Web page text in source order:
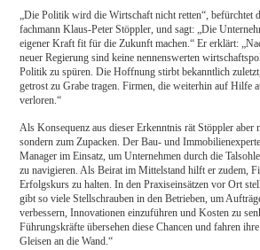
„Die Politik wird die Wirtschaft nicht retten“,
fachmann Klaus-Peter Stöppler, und sagt: „Die
eigener Kraft fit für die Zukunft machen.“ Er erklärt:
neuer Regierung sind keine nennenswerten
Politik zu spüren. Die Hoffnung stirbt bekanntlich
getrost zu Grabe tragen. Firmen, die weiterhin auf Hilfe
verloren.“
Als Konsequenz aus dieser Erkenntnis rät Stöppler aber
sondern zum Zupacken. Der Bau- und
Manager im Einsatz, um Unternehmen durch die
zu navigieren. Als Beirat im Mittelstand hilft er zudem,
Erfolgskurs zu halten. In den Praxiseinsätzen vor Ort
gibt so viele Stellschrauben in den Betrieben, um
verbessern, Innovationen einzuführen und Kosten zu
Führungskräfte übersehen diese Chancen und fahren
Gleisen an die Wand.“